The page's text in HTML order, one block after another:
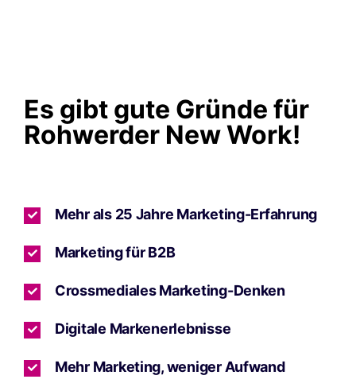
Es gibt gute Gründe für
Rohwerder New Work!
Mehr als 25 Jahre Marketing-Erfahrung
Marketing für B2B
Crossmediales Marketing-Denken
Digitale Markenerlebnisse
Mehr Marketing, weniger Aufwand